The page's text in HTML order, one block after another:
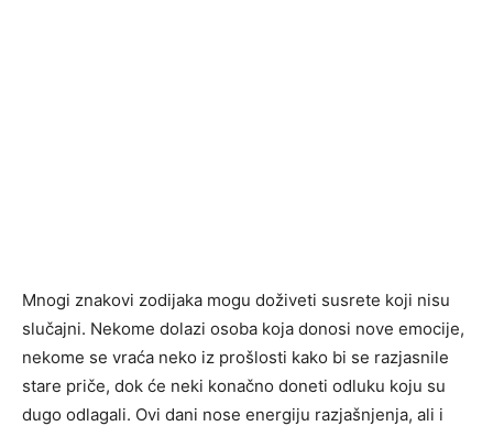
Mnogi znakovi zodijaka mogu doživeti susrete koji nisu
slučajni. Nekome dolazi osoba koja donosi nove emocije,
nekome se vraća neko iz prošlosti kako bi se razjasnile
stare priče, dok će neki konačno doneti odluku koju su
dugo odlagali. Ovi dani nose energiju razjašnjenja, ali i